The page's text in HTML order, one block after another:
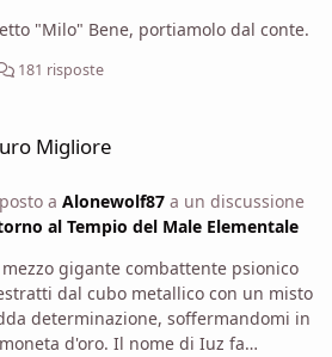
"Milo" Bene, portiamolo dal conte.
181 risposte
Migliore
a Alonewolf87a un discussione
al Tempio del Male Elementale
dal cubo metallico con un misto
determinazione, soffermandomi in
d'oro. Il nome di Iuz fa